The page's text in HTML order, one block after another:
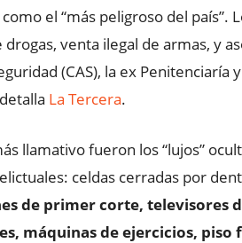
el “más peligroso del
venta ilegal de armas, y
(CAS), la ex
La Tercera.
llamativo fueron los “lujos”
celdas cerradas por
de primer corte, televisores
máquinas de ejercicios,